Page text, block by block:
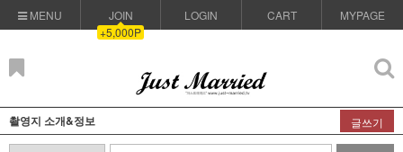
MENU
JOIN
+5,000P
LOGIN CART MYPAGE
촬영지 소개&정보 글쓰기